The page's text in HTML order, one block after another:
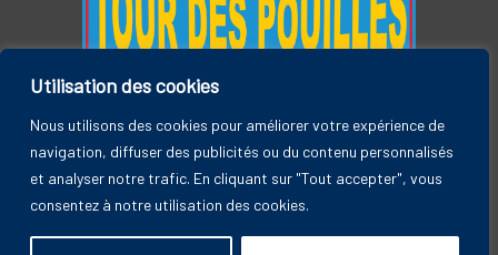
Utilisation des cookies
Nous utilisons des cookies pour améliorer votre expérience de
navigation, diffuser des publicités ou du contenu personnalisés
et analyser notre trafic. En cliquant sur "Tout accepter", vous
consentez à notre utilisation des cookies.
Tour des Pouilles